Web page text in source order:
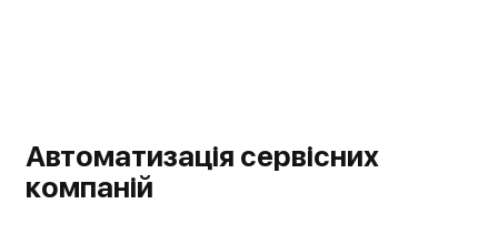
Автоматизація сервісних
компаній